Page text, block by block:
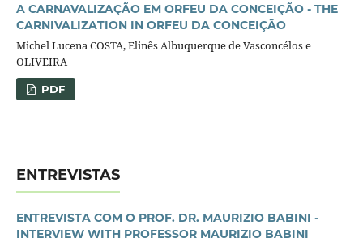
A CARNAVALIZAÇÃO EM ORFEU DA CONCEIÇÃO - THE
CARNIVALIZATION IN ORFEU DA CONCEIÇÃO
Michel Lucena COSTA, Elinês Albuquerque de Vasconcélos e
OLIVEIRA
PDF
ENTREVISTAS
ENTREVISTA COM O PROF. DR. MAURIZIO BABINI -
INTERVIEW WITH PROFESSOR MAURIZIO BABINI